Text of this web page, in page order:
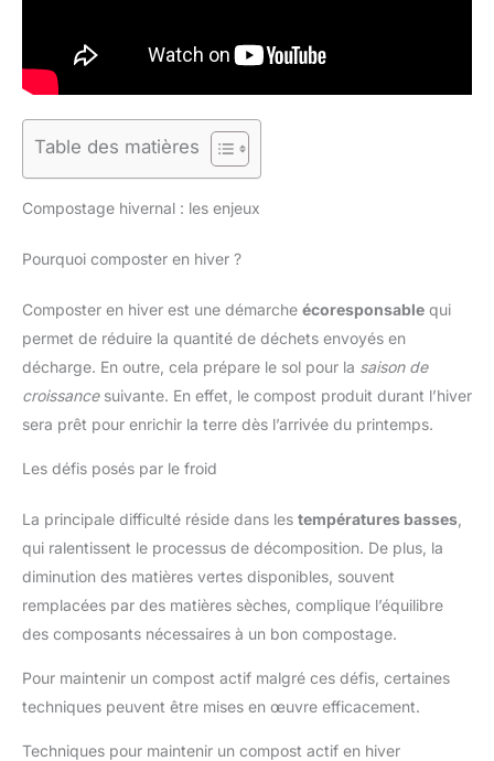
Table des matières
Compostage hivernal : les enjeux
Pourquoi composter en hiver ?
Composter en hiver est une démarche écoresponsable qui
permet de réduire la quantité de déchets envoyés en
décharge. En outre, cela prépare le sol pour la saison de
croissancesuivante. En effet, le compost produit durant l’hiver
sera prêt pour enrichir la terre dès l’arrivée du printemps.
Les défis posés par le froid
La principale difficulté réside dans les températures basses
qui ralentissent le processus de décomposition. De plus, la
diminution des matières vertes disponibles, souvent
remplacées par des matières sèches, complique l’équilibre
des composants nécessaires à un bon compostage.
Pour maintenir un compost actif malgré ces défis, certaines
techniques peuvent être mises en œuvre efficacement.
Techniques pour maintenir un compost actif en hiver